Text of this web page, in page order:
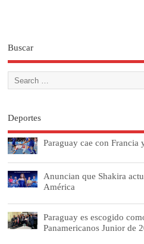
Buscar
Deportes
Paraguay cae con Francia
Anuncian que Shakira
América
Paraguay es escogido
Panamericanos Junior de